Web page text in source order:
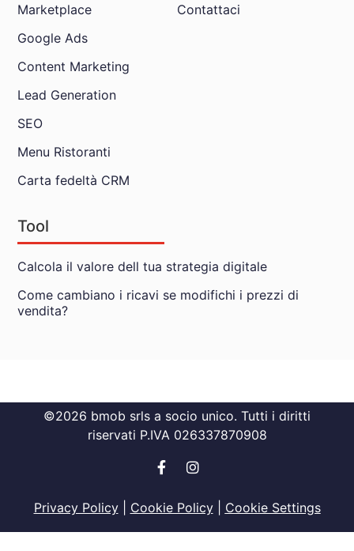
Marketplace
Google Ads
Content Marketing
Lead Generation
SEO
Menu Ristoranti
Carta fedeltà CRM
Contattaci
Tool
Calcola il valore dell tua strategia digitale
Come cambiano i ricavi se modifichi i prezzi di
vendita?
©2026 bmob srls a socio unico. Tutti i diritti
riservati P.IVA 026337870908
Privacy Policy| Cookie Policy| Cookie Settings